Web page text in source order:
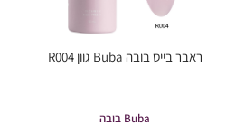
ראבר בייס בובה Buba גוון R004
Buba בובה